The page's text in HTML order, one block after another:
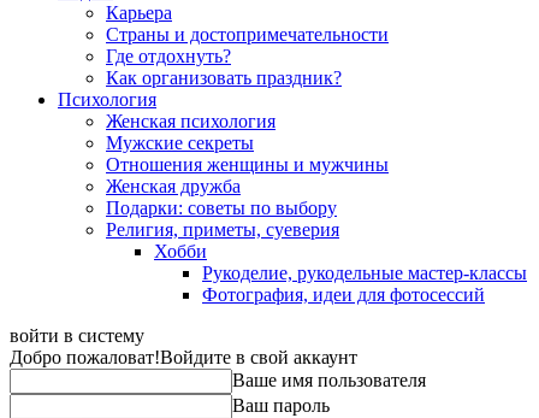
Карьера
Страны и достопримечательности
Где отдохнуть?
Как организовать праздник?
Психология
Женская психология
Мужские секреты
Отношения женщины и мужчины
Женская дружба
Подарки: советы по выбору
Религия, приметы, суеверия
Хобби
Рукоделие, рукодельные мастер-классы
Фотография, идеи для фотосессий
войти в систему
Добро пожаловат!Войдите в свой аккаунт
Ваше имя пользователя
Ваш пароль